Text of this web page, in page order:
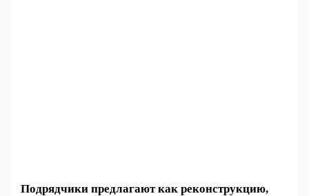
Подрядчики предлагают как реконструкцию,